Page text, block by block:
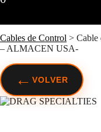
Cables de Control > Cable
– ALMACEN USA-
← VOLVER